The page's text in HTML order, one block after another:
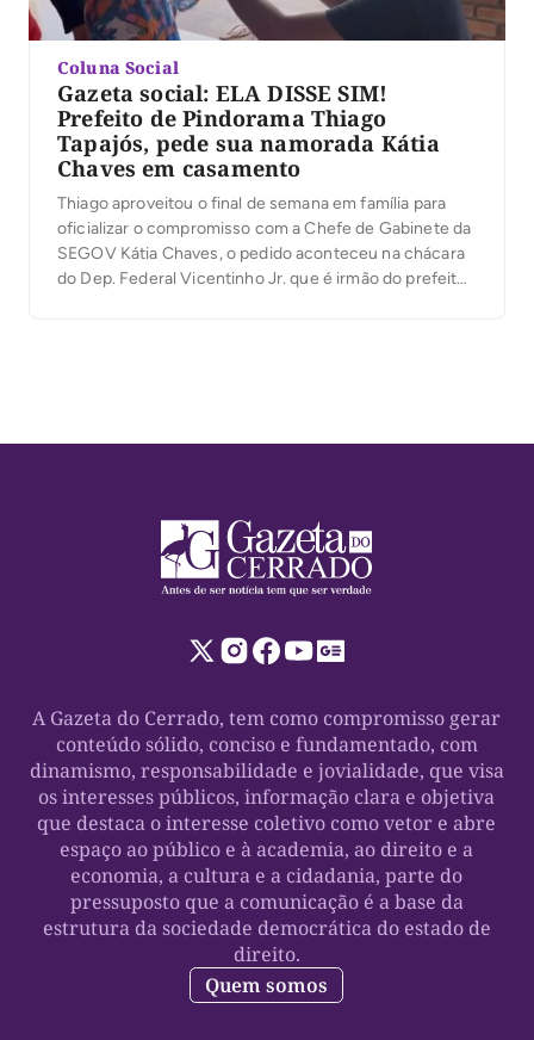
Coluna Social
Gazeta social: ELA DISSE SIM!
Prefeito de Pindorama Thiago
Tapajós, pede sua namorada Kátia
Chaves em casamento
Thiago aproveitou o final de semana em família para
oficializar o compromisso com a Chefe de Gabinete da
SEGOV Kátia Chaves, o pedido aconteceu na chácara
do Dep. Federal Vicentinho Jr. que é irmão do prefeito
A Gazeta do Cerrado, tem como compromisso gerar
conteúdo sólido, conciso e fundamentado, com
dinamismo, responsabilidade e jovialidade, que visa
os interesses públicos, informação clara e objetiva
que destaca o interesse coletivo como vetor e abre
espaço ao público e à academia, ao direito e a
economia, a cultura e a cidadania, parte do
pressuposto que a comunicação é a base da
estrutura da sociedade democrática do estado de
direito.
Quem somos